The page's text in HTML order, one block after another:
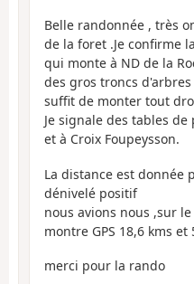
Belle randonnée , très
de la foret .Je confirme
qui monte à ND de la
des gros troncs
suffit de monter tout
Je signale des tables
et à Croix Foupeysson.
La distance est donnée
dénivelé positif
nous avions nous ,sur le
montre GPS 18,6 kms
merci pour la rando